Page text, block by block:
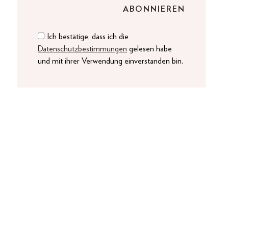
Ich bestätige, dass ich die
Datenschutzbestimmungen gelesen habe
und mit ihrer Verwendung einverstanden bin.